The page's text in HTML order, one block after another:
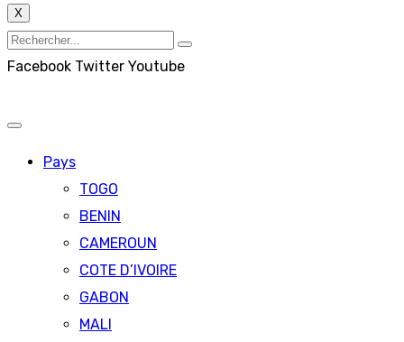
X
Facebook Twitter Youtube
Pays
TOGO
BENIN
CAMEROUN
COTE D’IVOIRE
GABON
MALI